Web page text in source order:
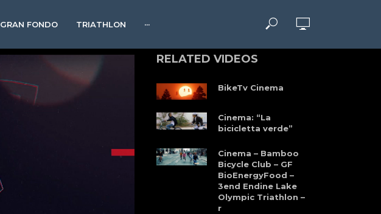
GRAN FONDO TRIATHLON ···
RELATED VIDEOS
BikeTv Cinema
Cinema: “La
bicicletta verde”
Cinema – Bamboo
Bicycle Club – GF
BioEnergyFood –
3end Endine Lake
Olympic Triathlon –
r